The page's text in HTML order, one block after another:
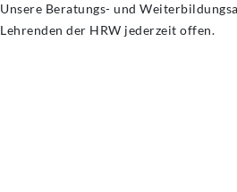
Unsere Beratungs- und
Lehrenden der HRW jederzeit offen.